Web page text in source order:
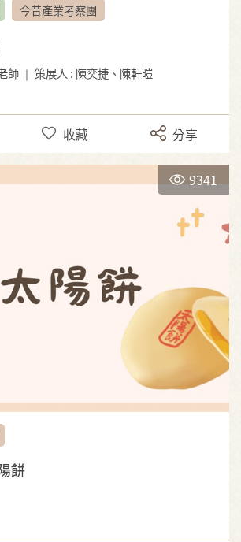
今昔產業考察團
師 ｜ 策展人 : 陳奕捷、陳軒暟
收藏 分享
9341
餅